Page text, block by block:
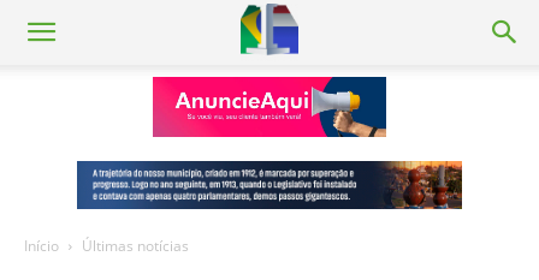
Início Últimas notícias